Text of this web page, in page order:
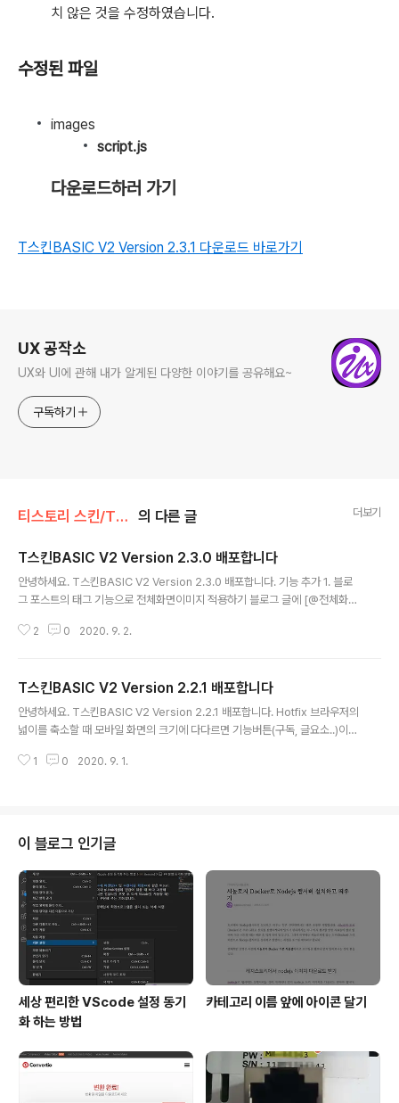
치 않은 것을 수정하였습니다.
수정된 파일
images
script.js
다운로드하러 가기
T스킨BASIC V2 Version 2.3.1 다운로드 바로가기
UX 공작소
UX와 UI에 관해 내가 알게된 다양한 이야기를 공유해요~
구독하기
티스토리 스킨/T스킨 공지사항 의 다른 글 더보기
T스킨BASIC V2 Version 2.3.0 배포합니다
안녕하세요. T스킨BASIC V2 Version 2.3.0 배포합니다. 기능 추가 1. 블로
그 포스트의 태그 기능으로 전체화면이미지 적용하기 블로그 글에 [@전체화면
하였습니다. 자세한 설명은 아래 포스트를 참고하세요. 블로그 포스트의 태그
로가기
2 0 2020. 9. 2.
T스킨BASIC V2 Version 2.2.1 배포합니다
안녕하세요. T스킨BASIC V2 Version 2.2.1 배포합니다. Hotfix 브라우저의
넓이를 축소할 때 모바일 화면의 크기에 다다르면 기능버튼(구독, 글요소..)이
래로 오개 수정하였습니다. T스킨이 반응형으로 설계가 되어 있는데 화면 구조
이 있었습니다. 수정된 파일 skin.html style.css images script.js vendo
r.js vendor.css
1 0 2020. 9. 1.
이 블로그 인기글
세상 편리한 VScode 설정 동기
화 하는 방법
카테고리 이름 앞에 아이콘 달기